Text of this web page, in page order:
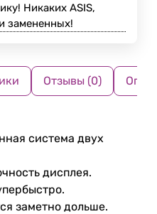
Никаких ASIS,
замененных!
Отзывы (0)
система двух
дисплея.
заметно дольше.